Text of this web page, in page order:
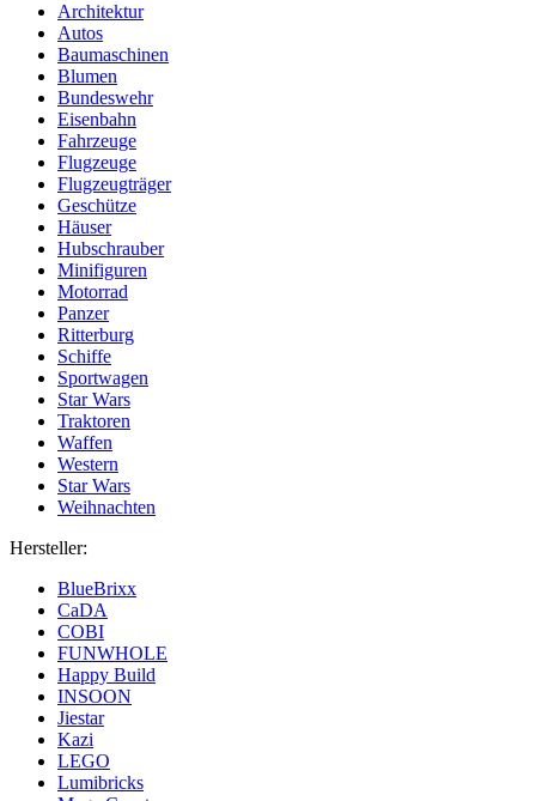
Architektur
Autos
Baumaschinen
Blumen
Bundeswehr
Eisenbahn
Fahrzeuge
Flugzeuge
Flugzeugträger
Geschütze
Häuser
Hubschrauber
Minifiguren
Motorrad
Panzer
Ritterburg
Schiffe
Sportwagen
Star Wars
Traktoren
Waffen
Western
Star Wars
Weihnachten
Hersteller:
BlueBrixx
CaDA
COBI
FUNWHOLE
Happy Build
INSOON
Jiestar
Kazi
LEGO
Lumibricks